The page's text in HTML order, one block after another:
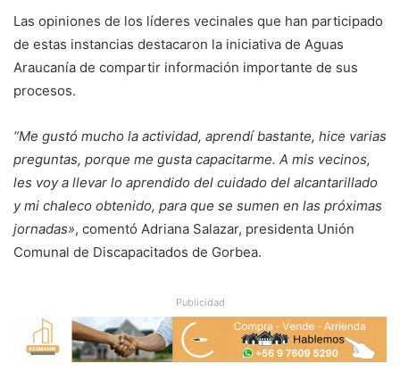
Las opiniones de los líderes vecinales que han participado
de estas instancias destacaron la iniciativa de Aguas
Araucanía de compartir información importante de sus
procesos.
“Me gustó mucho la actividad, aprendí bastante, hice varias
preguntas, porque me gusta capacitarme. A mis vecinos,
les voy a llevar lo aprendido del cuidado del alcantarillado
y mi chaleco obtenido, para que se sumen en las próximas
jornadas», comentó Adriana Salazar, presidenta Unión
Comunal de Discapacitados de Gorbea.
Publicidad